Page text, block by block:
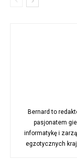
Bernard to
pasjonatem
informatykę i
egzotycznych